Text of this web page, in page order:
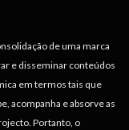
de uma marca
e disseminar conteúdos
em termos tais que
acompanha e absorve as
Portanto, o